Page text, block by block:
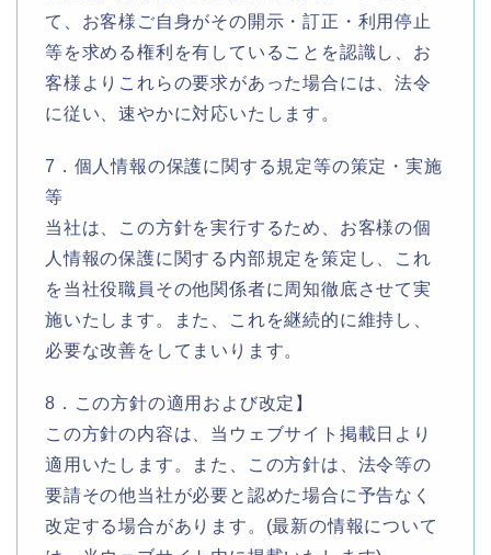
て、お客様ご自身がその開示・訂正・利用停止
等を求める権利を有していることを認識し、お
客様よりこれらの要求があった場合には、法令
に従い、速やかに対応いたします。
7．個人情報の保護に関する規定等の策定・実施
等
当社は、この方針を実行するため、お客様の個
人情報の保護に関する内部規定を策定し、これ
を当社役職員その他関係者に周知徹底させて実
施いたします。また、これを継続的に維持し、
必要な改善をしてまいります。
8．この方針の適用および改定】
この方針の内容は、当ウェブサイト掲載日より
適用いたします。また、この方針は、法令等の
要請その他当社が必要と認めた場合に予告なく
改定する場合があります。(最新の情報について